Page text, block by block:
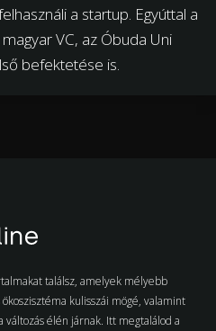
a startup. Egyúttal a
VC, az Óbuda Uni
befektetése is.
találsz, amelyek mélyebb
kulisszái mögé, valamint
élén járnak. Itt megtalálod a